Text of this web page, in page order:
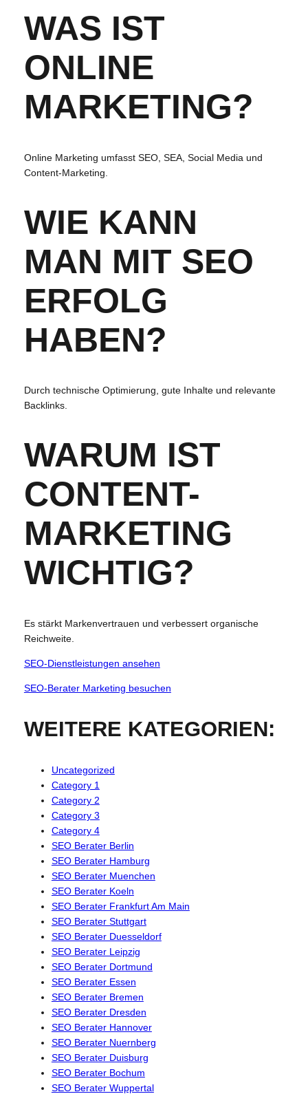
WAS IST
ONLINE
MARKETING?
Online Marketing umfasst SEO, SEA, Social Media und
Content-Marketing.
WIE KANN
MAN MIT SEO
ERFOLG
HABEN?
Durch technische Optimierung, gute Inhalte und relevante
Backlinks.
WARUM IST
CONTENT-
MARKETING
WICHTIG?
Es stärkt Markenvertrauen und verbessert organische
Reichweite.
SEO-Dienstleistungen ansehen
SEO-Berater Marketing besuchen
WEITERE KATEGORIEN:
Uncategorized
Category 1
Category 2
Category 3
Category 4
SEO Berater Berlin
SEO Berater Hamburg
SEO Berater Muenchen
SEO Berater Koeln
SEO Berater Frankfurt Am Main
SEO Berater Stuttgart
SEO Berater Duesseldorf
SEO Berater Leipzig
SEO Berater Dortmund
SEO Berater Essen
SEO Berater Bremen
SEO Berater Dresden
SEO Berater Hannover
SEO Berater Nuernberg
SEO Berater Duisburg
SEO Berater Bochum
SEO Berater Wuppertal